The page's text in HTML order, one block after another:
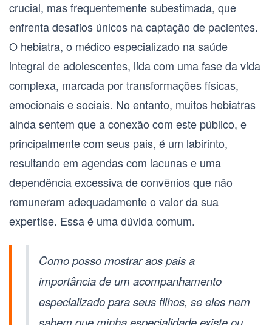
crucial, mas frequentemente subestimada, que
enfrenta desafios únicos na captação de pacientes.
O hebiatra, o médico especializado na saúde
integral de adolescentes, lida com uma fase da vida
complexa, marcada por transformações físicas,
emocionais e sociais. No entanto, muitos hebiatras
ainda sentem que a conexão com este público, e
principalmente com seus pais, é um labirinto,
resultando em agendas com lacunas e uma
dependência excessiva de convênios que não
remuneram adequadamente o valor da sua
expertise. Essa é uma dúvida comum.
Como posso mostrar aos pais a
importância de um acompanhamento
especializado para seus filhos, se eles nem